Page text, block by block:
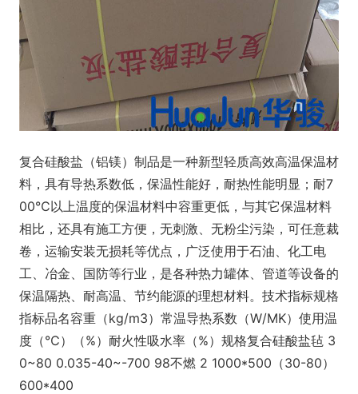
复合硅酸盐（铝镁）制品是一种新型轻质高效高温保温材
料，具有导热系数低，保温性能好，耐热性能明显；耐7
00℃以上温度的保温材料中容重更低，与其它保温材料
相比，还具有施工方便，无刺激、无粉尘污染，可任意裁
卷，运输安装无损耗等优点，广泛使用于石油、化工电
工、冶金、国防等行业，是各种热力罐体、管道等设备的
保温隔热、耐高温、节约能源的理想材料。技术指标规格
指标品名容重（kg/m3）常温导热系数（W/MK）使用温
度（℃）（%）耐火性吸水率（%）规格复合硅酸盐毡 3
0~80 0.035-40~-700 98不燃 2 1000*500（30-80）
600*400